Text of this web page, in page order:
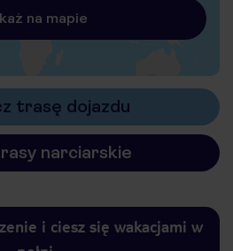
na mapie
trasę dojazdu
narciarskie
i ciesz się wakacjami w